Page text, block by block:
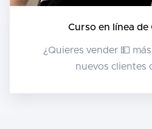
Curso en línea de
¿Quieres vender 💵
nuevos clientes